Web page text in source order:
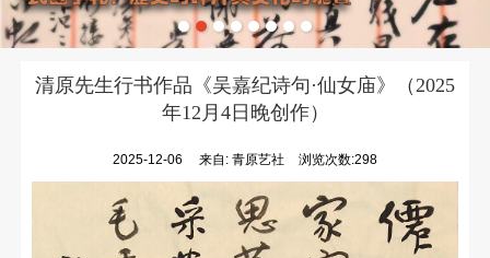
清原先生行书作品《吴嘉纪诗句·仙女庙》（2025
年12月4日晚创作）
2025-12-06 来自:青原艺社 浏览次数:298